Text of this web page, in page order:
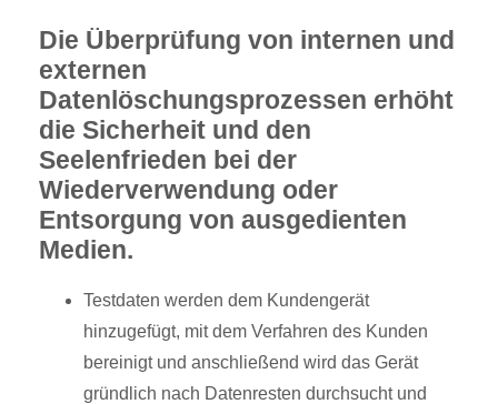
Die Überprüfung von internen und
externen
Datenlöschungsprozessen erhöht
die Sicherheit und den
Seelenfrieden bei der
Wiederverwendung oder
Entsorgung von ausgedienten
Medien.
Testdaten werden dem Kundengerät
hinzugefügt, mit dem Verfahren des Kunden
bereinigt und anschließend wird das Gerät
gründlich nach Datenresten durchsucht und